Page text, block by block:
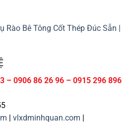
Rào Bê Tông Cốt Thép Đúc Sẵn |
– 0906 86 26 96 – 0915 296 896
| vlxdminhquan.com |